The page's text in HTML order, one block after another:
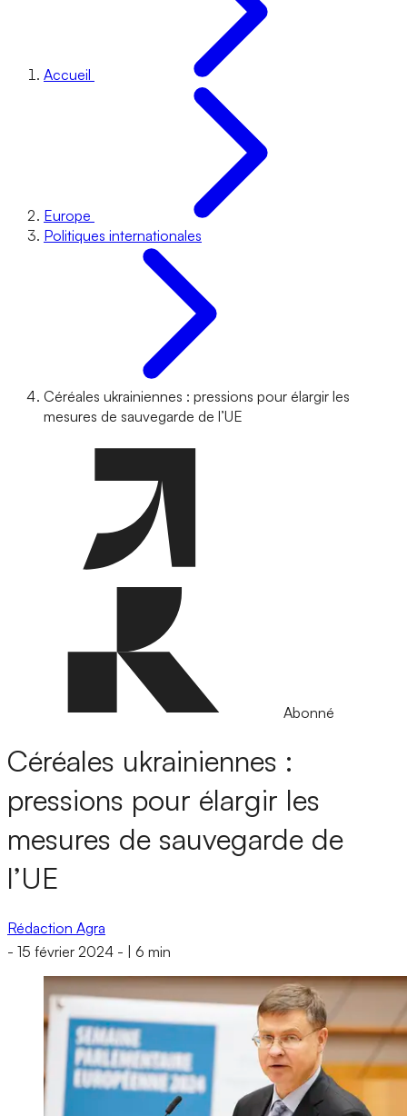
Accueil
Europe
Politiques internationales
Céréales ukrainiennes : pressions pour élargir les
mesures de sauvegarde de l’UE
Abonné
Céréales ukrainiennes :
pressions pour élargir les
mesures de sauvegarde de
l’UE
Rédaction Agra
- 15 février 2024 - 6 min